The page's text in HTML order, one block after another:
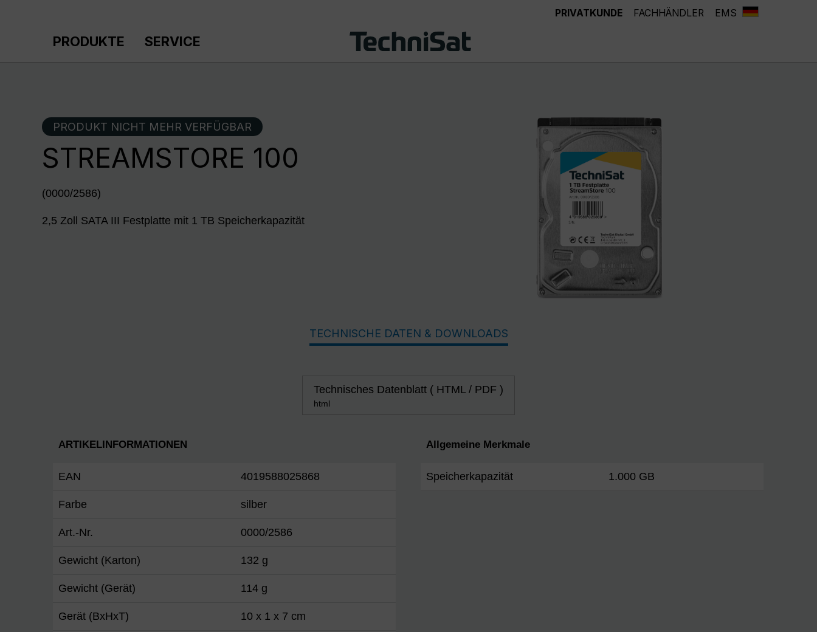
PRIVATKUNDE FACHHÄNDLER EMS
PRODUKTE SERVICE
PRODUKT NICHT MEHR VERFÜGBAR
STREAMSTORE 100
(0000/2586)
2,5 Zoll SATA III Festplatte mit 1 TB Speicherkapazität
TECHNISCHE DATEN & DOWNLOADS
Technisches Datenblatt ( HTML / PDF )
html
ARTIKELINFORMATIONEN
EAN 4019588025868
Farbe silber
Art.-Nr. 0000/2586
Gewicht (Karton) 132 g
Gewicht (Gerät) 114 g
Gerät (BxHxT) 10 x 1 x 7 cm
Allgemeine Merkmale
Speicherkapazität 1.000 GB